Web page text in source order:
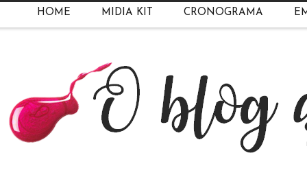
HOME MIDIA KIT CRONOGRAMA